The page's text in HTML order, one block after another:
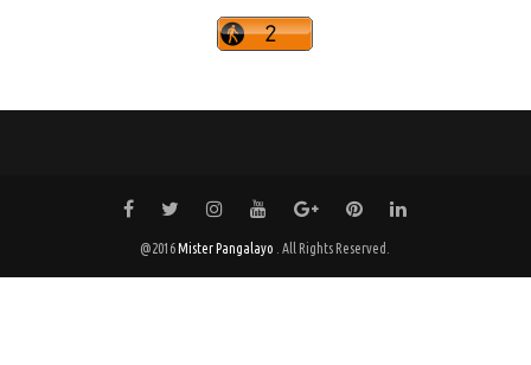
@2016Mister Pangalayo . All Rights Reserved.